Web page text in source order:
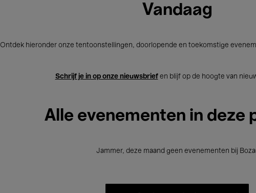
Vandaag
Ontdek hieronder onze tentoonstellingen, doorlopende en toekomstige
Schrijf je in op onze nieuwsbriefen blijf op de hoogte van
Alle evenementen in deze
Jammer, deze maand geen evenementen bij